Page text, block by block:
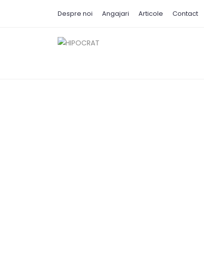
Despre noi Angajari Articole Contact